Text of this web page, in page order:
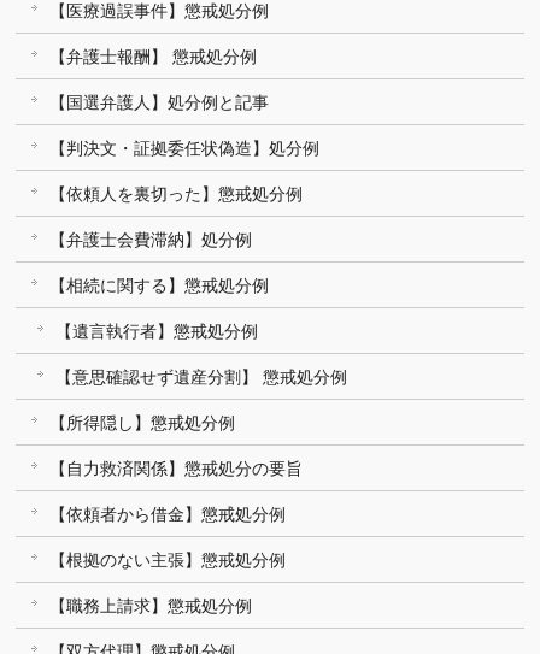
【医療過誤事件】懲戒処分例
【弁護士報酬】 懲戒処分例
【国選弁護人】処分例と記事
【判決文・証拠委任状偽造】処分例
【依頼人を裏切った】懲戒処分例
【弁護士会費滞納】処分例
【相続に関する】懲戒処分例
【遺言執行者】懲戒処分例
【意思確認せず遺産分割】 懲戒処分例
【所得隠し】懲戒処分例
【自力救済関係】懲戒処分の要旨
【依頼者から借金】懲戒処分例
【根拠のない主張】懲戒処分例
【職務上請求】懲戒処分例